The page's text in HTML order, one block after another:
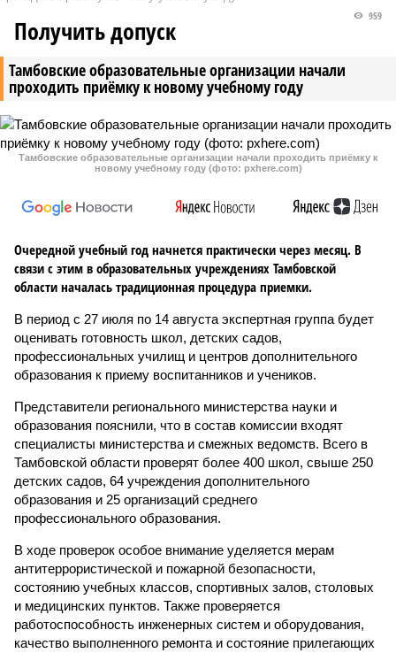
Тамбовские образовательные организации начали
проходить приёмку к новому учебному году
959
Получить допуск
Тамбовские образовательные организации начали проходить приёмку к
новому учебному году (фото: pxhere.com)
Очередной учебный год начнется практически через месяц. В
связи с этим в образовательных учреждениях Тамбовской
области началась традиционная процедура приемки.
В период с 27 июля по 14 августа экспертная группа будет
оценивать готовность школ, детских садов,
профессиональных училищ и центров дополнительного
образования к приему воспитанников и учеников.
Представители регионального министерства науки и
образования пояснили, что в состав комиссии входят
специалисты министерства и смежных ведомств. Всего в
Тамбовской области проверят более 400 школ, свыше 250
детских садов, 64 учреждения дополнительного
образования и 25 организаций среднего
профессионального образования.
В ходе проверок особое внимание уделяется мерам
антитеррористической и пожарной безопасности,
состоянию учебных классов, спортивных залов, столовых
и медицинских пунктов. Также проверяется
работоспособность инженерных систем и оборудования,
качество выполненного ремонта и состояние прилегающих